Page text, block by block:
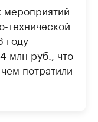
технической
году
млн руб., что
потратили